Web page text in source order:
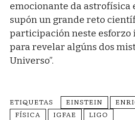
emocionante da astrofísica
supón un grande reto
participación neste
para revelar algúns dos
Universo”.
ETIQUETAS EINSTEIN
FÍSICA
IGFAE
LIGO